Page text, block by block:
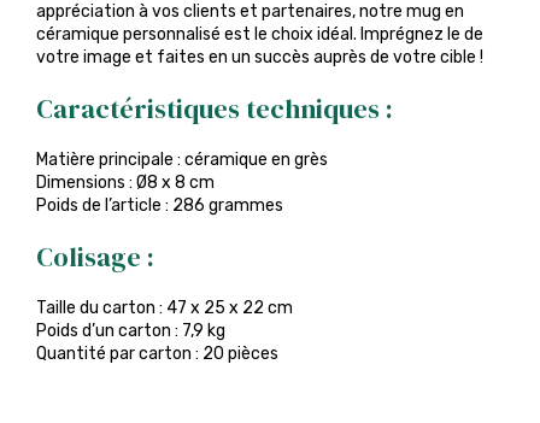
appréciation à vos clients et partenaires, notre mug en
céramique personnalisé est le choix idéal. Imprégnez le de
votre image et faites en un succès auprès de votre cible !
Caractéristiques techniques :
Matière principale : céramique en grès
Dimensions : Ø8 x 8 cm
Poids de l’article : 286 grammes
Colisage :
Taille du carton : 47 x 25 x 22 cm
Poids d’un carton : 7,9 kg
Quantité par carton : 20 pièces